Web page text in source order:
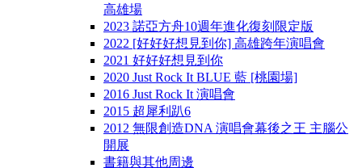
高雄場
2023 諾亞方舟10週年進化復刻限定版
2022 [好好好想見到你] 高雄跨年演唱會
2021 好好好想見到你
2020 Just Rock It BLUE 藍 [桃園場]
2016 Just Rock It 演唱會
2015 超犀利趴6
2012 無限創造DNA 演唱會幕後之王 主腦公
開展
書籍與其他周邊